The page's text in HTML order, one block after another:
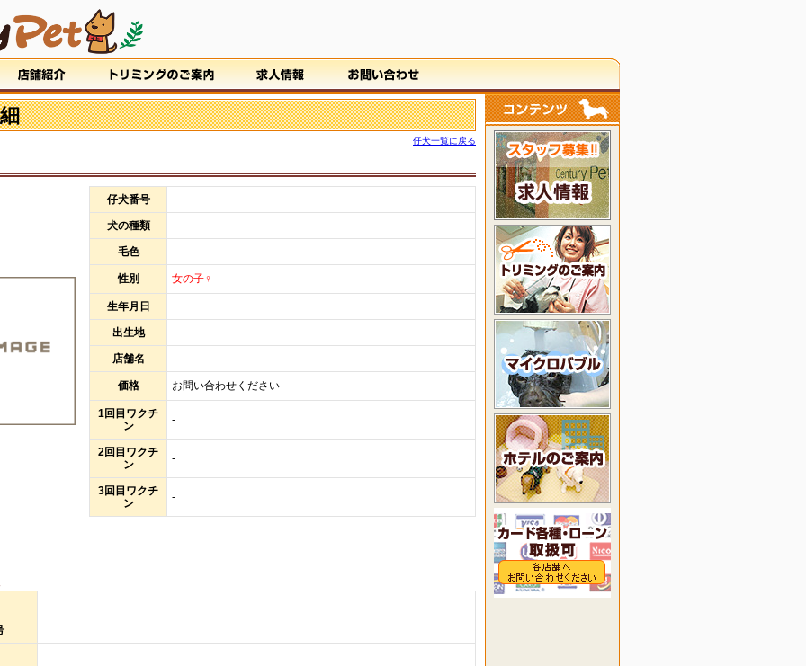
仔犬一覧に戻る
仔犬番号
犬の種類
毛色
性別 女の子♀
生年月日
出生地
店舗名
価格 お問い合わせください
1回目ワクチ
ン
-
2回目ワクチ
ン
-
3回目ワクチ
ン
-